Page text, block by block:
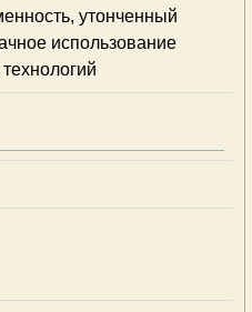
утонченный
использование